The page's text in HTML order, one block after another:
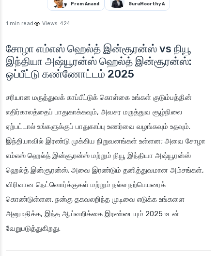
Prem Anand
GuruMoorthy A
1 min read Views: 424
சோழா எம்எஸ் ஹெல்த் இன்சூரன்ஸ் vs நியூ
இந்தியா அஷ்யூரன்ஸ் ஹெல்த் இன்சூரன்ஸ்:
ஒப்பீட்டு கண்ணோட்டம் 2025
சரியான மருத்துவக் காப்பீட்டுக் கொள்கை உங்கள் குடும்பத்தின்
எதிர்காலத்தைப் பாதுகாக்கவும், அவசர மருத்துவ சூழ்நிலை
ஏற்பட்டால் உங்களுக்குப் பாதுகாப்பு உணர்வை வழங்கவும் உதவும்.
இந்தியாவில் இரண்டு முக்கிய நிறுவனங்கள் உள்ளன; அவை சோழா
எம்எஸ் ஹெல்த் இன்சூரன்ஸ் மற்றும் நியூ இந்தியா அஷ்யூரன்ஸ்
ஹெல்த் இன்சூரன்ஸ். அவை இரண்டும் தனித்துவமான அம்சங்கள்,
விரிவான நெட்வொர்க்குகள் மற்றும் நல்ல நற்பெயரைக்
கொண்டுள்ளன. நன்கு தகவலறிந்த முடிவை எடுக்க உங்களை
அனுமதிக்க, இந்த ஆய்வறிக்கை இரண்டையும் 2025 உடன்
வேறுபடுத்துகிறது.